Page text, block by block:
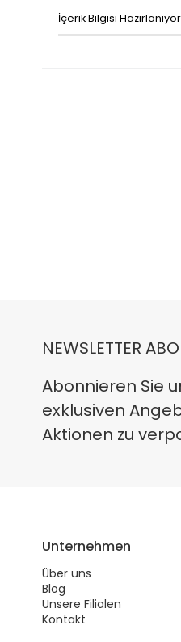
İçerik Bilgisi Hazırlanıyor
NEWSLETTER
Abonnieren Sie
exklusiven
Aktionen zu
Unternehmen
Über uns
Blog
Unsere Filialen
Kontakt